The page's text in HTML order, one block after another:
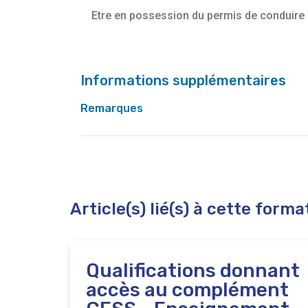
Etre en possession du permis de conduire
Informations supplémentaires
Remarques
Article(s) lié(s) à cette
Qualifications donnant
accès au complément